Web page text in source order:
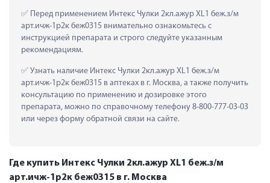
Перед применением Интекс Чулки 2кл.ажур XL1 беж.з/м
арт.ичж-1р2к беж0315 внимательно ознакомьтесь с
инструкцией препарата и строго следуйте указанным
рекомендациям.
Узнать наличие Интекс Чулки 2кл.ажур XL1 беж.з/м
арт.ичж-1р2к беж0315 в аптеках в г. Москва, а также получить
консультацию по применению и дозировке этого
препарата, можно по справочному телефону 8-800-777-03-03
или через форму обратной связи на сайте.
Где купить Интекс Чулки 2кл.ажур XL1 беж.з/м
арт.ичж-1р2к беж0315 в г. Москва